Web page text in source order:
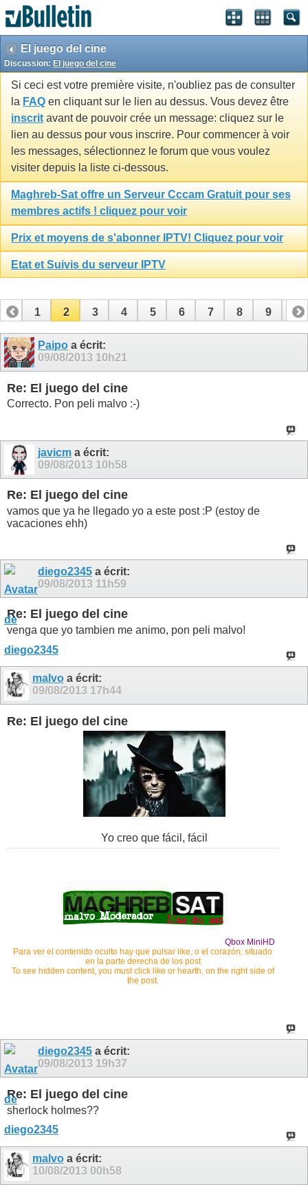
El juego del cine
Discussion: El juego del cine
Si ceci est votre première visite, n'oubliez pas de consulter
la FAQ en cliquant sur le lien au dessus. Vous devez être
inscrit avant de pouvoir crée un message: cliquez sur le
lien au dessus pour vous inscrire. Pour commencer à voir
les messages, sélectionnez le forum que vous voulez
visiter depuis la liste ci-dessous.
Maghreb-Sat offre un Serveur Cccam Gratuit pour ses
membres actifs ! cliquez pour voir
Prix et moyens de s'abonner IPTV! Cliquez pour voir
Etat et Suivis du serveur IPTV
1 2 3 4 5 6 7 8 9 10
11 13
Paipo a écrit:
09/08/2013 10h21
Re: El juego del cine
Correcto. Pon peli malvo :-)
javicm a écrit:
09/08/2013 10h58
Re: El juego del cine
vamos que ya he llegado yo a este post :P (estoy de
vacaciones ehh)
diego2345 a écrit:
09/08/2013 11h59
Re: El juego del cine
venga que yo tambien me animo, pon peli malvo!
malvoa écrit:
09/08/2013 17h44
Re: El juego del cine
Yo creo que fácil, fácil
Qbox MiniHD
Para ver el contenido oculto hay que pulsar like, o el corazón, situado
en la parte derecha de los post
To see hidden content, you must click like or hearth, on the right side of
the post.
diego2345 a écrit:
09/08/2013 19h37
Re: El juego del cine
sherlock holmes??
malvoa écrit:
10/08/2013 00h58